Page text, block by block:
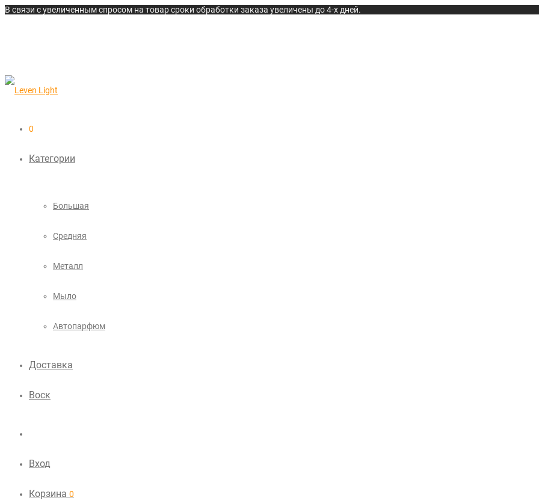
В связи с увеличенным спросом на товар сроки обработки заказа увеличены до 4-х дней.
0
Категории
Большая
Средняя
Металл
Мыло
Автопарфюм
Доставка
Воск
Вход
Корзина 0